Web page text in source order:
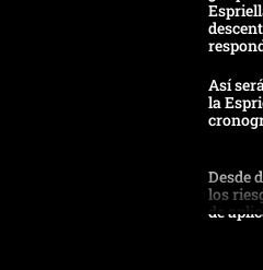
Así
la
Desde
los
de